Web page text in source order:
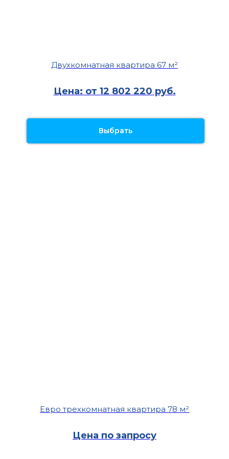
Двухкомнатная квартира 67 м²
Цена: от 12 802 220 руб.
Выбрать
Евро трехкомнатная квартира 78 м²
Цена по запросу